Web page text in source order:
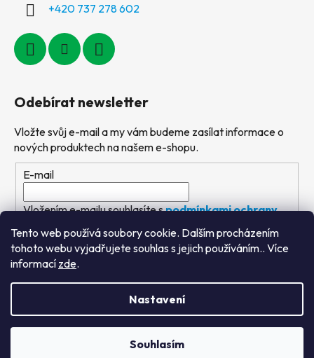
Tento web používá soubory cookie. Dalším procházením
tohoto webu vyjadřujete souhlas s jejich používáním.. Více
informací zde.
Nastavení
Souhlasím
+420 737 278 602
Odebírat newsletter
Vložte svůj e-mail a my vám budeme zasílat informace o
nových produktech na našem e-shopu.
E-mail
Vložením e-mailu souhlasíte spodmínkami ochrany
osobních údajů
PŘIHLÁSIT SE
Výtvarné hračky